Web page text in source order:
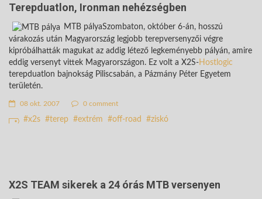
Terepduatlon, Ironman nehézségben
MTB pályaSzombaton, október 6-án, hosszú
várakozás után Magyarország legjobb terepversenyzői végre
kipróbálhatták magukat az addig létező legkeményebb pályán, amire
eddig versenyt vittek Magyarországon. Ez volt a X2S-Hostlogic
terepduatlon bajnokság Piliscsabán, a Pázmány Péter Egyetem
területén.
08 okt. 2007 0 comment
x2s terep extrém off-road ziskó
X2S TEAM sikerek a 24 órás MTB versenyen